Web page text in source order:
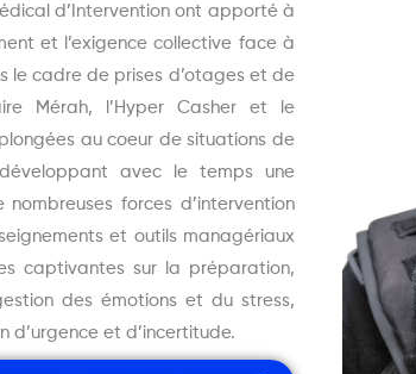
d’Intervention ont apporté à
et l’exigence collective face à
le cadre de prises d’otages et de
Mérah, l’Hyper Casher et le
au coeur de situations de
avec le temps une
forces d’intervention
et outils managériaux
captivantes sur la préparation,
des émotions et du stress,
d’urgence et d’incertitude.